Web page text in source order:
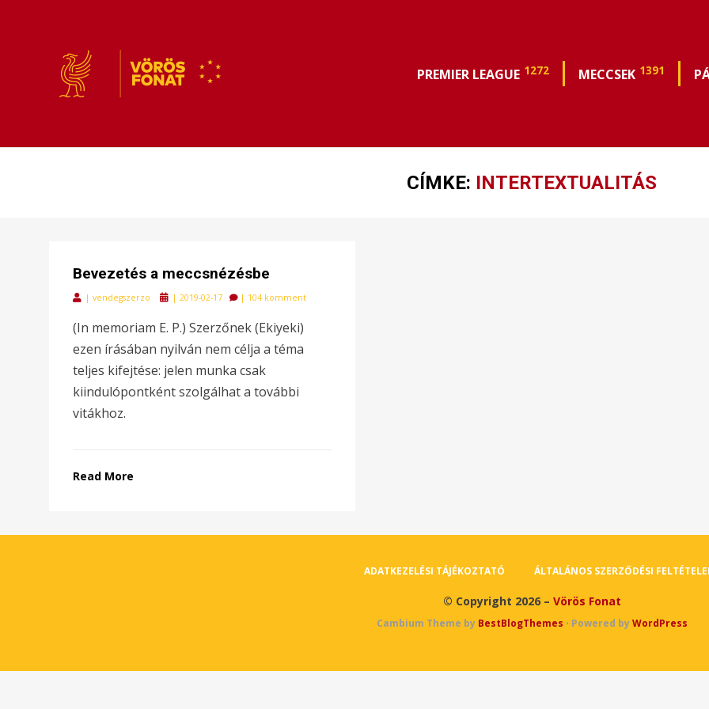
PREMIER LEAGUE 1272 MECCSEK 1391
CÍMKE: INTERTEXTUALITÁS
Bevezetés a meccsnézésbe
| vendegszerzo
Posted
| 2019-02-17 | 104 komment
(In memoriam E. P.) Szerzőnek (Ekiyeki)
ezen írásában nyilván nem célja a téma
teljes kifejtése: jelen munka csak
kiindulópontként szolgálhat a további
vitákhoz.
Read More
ADATKEZELÉSI TÁJÉKOZTATÓ ÁLTALÁNOS SZERZŐDÉSI
© Copyright 2026 – Vörös Fonat
Cambium Theme by BestBlogThemes ⋅ Powered byWordPress